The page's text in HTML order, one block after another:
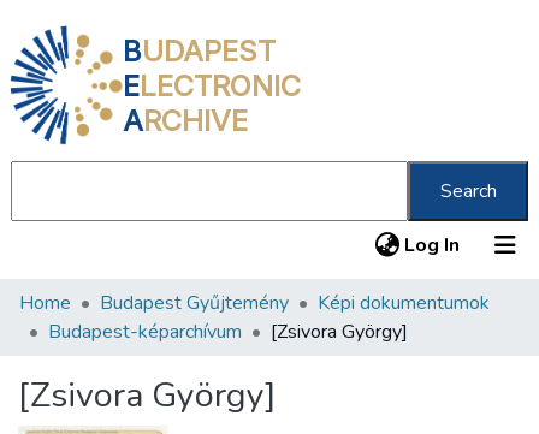
BUDAPEST
ELECTRONIC
ARCHIVE
Search
Log In (current)
Communities & Collections
Statistics
Home Budapest Gyűjtemény
Képi dokumentumok
Budapest-képarchívum
[Zsivora György]
[Zsivora György]